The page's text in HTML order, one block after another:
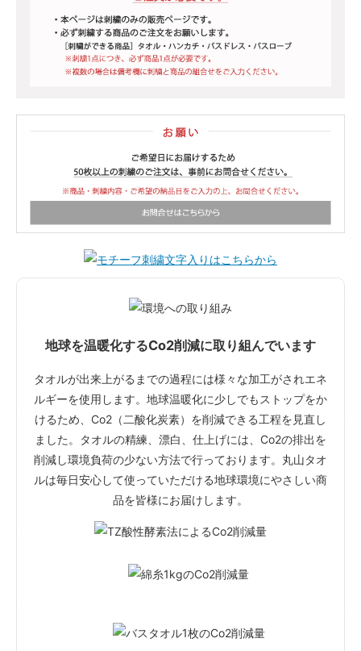
キャンディケイン/275円
ギフトボックスレッド/275円
ギフトボックスブルー/275円
かぼちゃ
ゴースト
スカル
青おに
イギリス/385円
スイス
イタリア
スウェーデン
ドイツ
フランス
カナダ
地球を温暖化するCo2削減に取り組んでいます
タオルが出来上がるまでの過程には様々な加工がされエネ
ルギーを使用します。地球温暖化に少しでもストップをか
けるため、Co2（二酸化炭素）を削減できる工程を見直し
ました。タオルの精練、漂白、仕上げには、Co2の排出を
削減し環境負荷の少ない方法で行っております。丸山タオ
ルは毎日安心して使っていただける地球環境にやさしい商
品を皆様にお届けします。